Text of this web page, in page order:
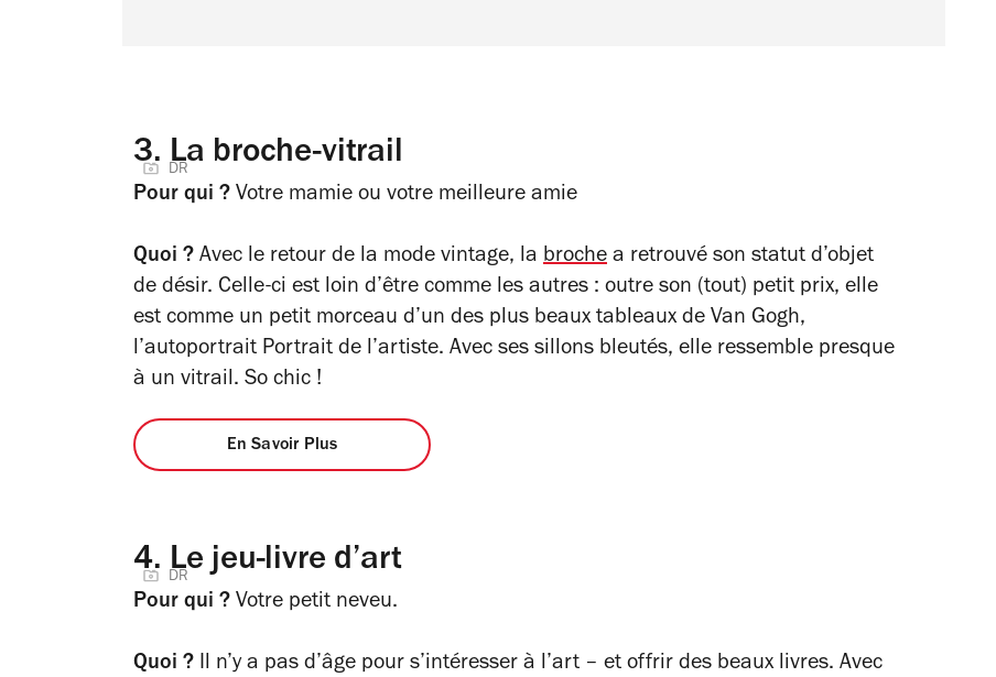
3. La broche-vitrail
DR
Pour qui ? Votre mamie ou votre meilleure amie
Quoi ? Avec le retour de la mode vintage, la broche a retrouvé son statut d’objet
de désir. Celle-ci est loin d’être comme les autres : outre son (tout) petit prix, elle
est comme un petit morceau d’un des plus beaux tableaux de Van Gogh,
l’autoportrait Portrait de l’artiste. Avec ses sillons bleutés, elle ressemble presque
à un vitrail. So chic !
En Savoir Plus
4. Le jeu-livre d’art
DR
Pour qui ? Votre petit neveu.
Quoi ? Il n’y a pas d’âge pour s’intéresser à l’art – et offrir des beaux livres. Avec